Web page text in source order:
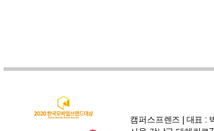
캠퍼스프렌즈 | 대표 :